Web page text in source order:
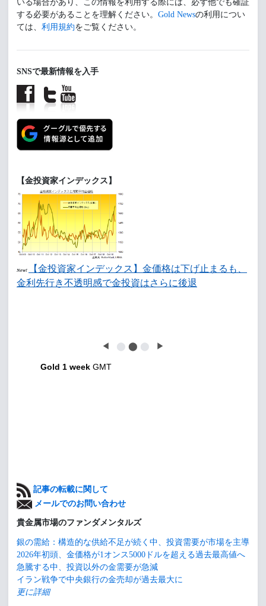
いる場合があり、この情報を利用する際には、必ず他でも確証
する必要があることを理解ください。 Gold Newsの利用につい
ては、 利用規約をご覧ください。
SNSで最新情報を入手
【金投資家インデックス】
New!
【金投資家インデックス】金価格は下げ止まるも、
金利先行き不透明感で金投資はさらに後退
◀ ⬤ ⬤ ⬤ ▶
Gold 1 week GMT
記事の転載に関して
メールでのお問い合わせ
貴金属市場のファンダメンタルズ
銀の需給：構造的な供給不足が続く中、投資需要が市場を主導
2026年初頭、金価格が1オンス5000ドルを超える過去最高値へ
急騰する中、投資以外の金需要が急減
イラン戦争で中央銀行の金売却が過去最大に
更に詳細